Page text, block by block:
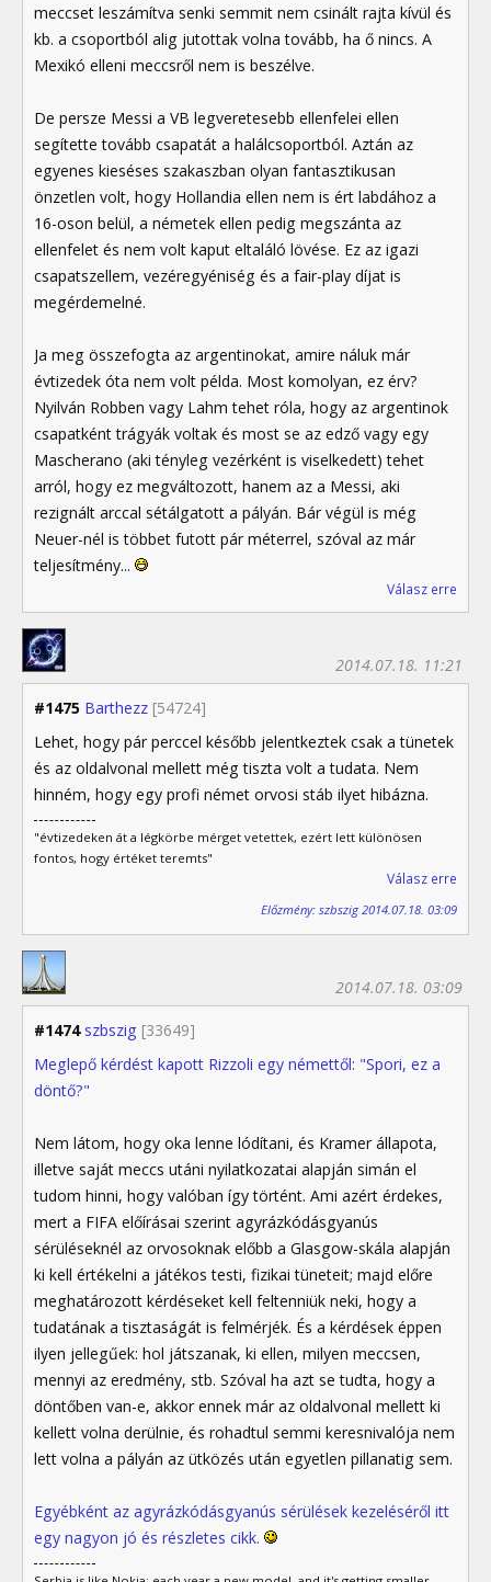
meccset leszámítva senki semmit nem csinált rajta kívül és
kb. a csoportból alig jutottak volna tovább, ha ő nincs. A
Mexikó elleni meccsről nem is beszélve.
De persze Messi a VB legveretesebb ellenfelei ellen
segítette tovább csapatát a halálcsoportból. Aztán az
egyenes kieséses szakaszban olyan fantasztikusan
önzetlen volt, hogy Hollandia ellen nem is ért labdához a
16-oson belül, a németek ellen pedig megszánta az
ellenfelet és nem volt kaput eltaláló lövése. Ez az igazi
csapatszellem, vezéregyéniség és a fair-play díjat is
megérdemelné.
Ja meg összefogta az argentinokat, amire náluk már
évtizedek óta nem volt példa. Most komolyan, ez érv?
Nyilván Robben vagy Lahm tehet róla, hogy az argentinok
csapatként trágyák voltak és most se az edző vagy egy
Mascherano (aki tényleg vezérként is viselkedett) tehet
arról, hogy ez megváltozott, hanem az a Messi, aki
rezignált arccal sétálgatott a pályán. Bár végül is még
Neuer-nél is többet futott pár méterrel, szóval az már
teljesítmény...
Válasz erre
#1475 Barthezz [54724]
2014.07.18. 11:21
Lehet, hogy pár perccel később jelentkeztek csak a tünetek
és az oldalvonal mellett még tiszta volt a tudata. Nem
hinném, hogy egy profi német orvosi stáb ilyet hibázna.
"évtizedeken át a légkörbe mérget vetettek, ezért lett különösen
fontos, hogy értéket teremts"
Válasz erre
Előzmény: szbszig 2014.07.18. 03:09
#1474 szbszig [33649]
2014.07.18. 03:09
Meglepő kérdést kapott Rizzoli egy némettől: "Spori, ez a
döntő?"
Nem látom, hogy oka lenne lódítani, és Kramer állapota,
illetve saját meccs utáni nyilatkozatai alapján simán el
tudom hinni, hogy valóban így történt. Ami azért érdekes,
mert a FIFA előírásai szerint agyrázkódásgyanús
sérüléseknél az orvosoknak előbb a Glasgow-skála alapján
ki kell értékelni a játékos testi, fizikai tüneteit; majd előre
meghatározott kérdéseket kell feltenniük neki, hogy a
tudatának a tisztaságát is felmérjék. És a kérdések éppen
ilyen jellegűek: hol játszanak, ki ellen, milyen meccsen,
mennyi az eredmény, stb. Szóval ha azt se tudta, hogy a
döntőben van-e, akkor ennek már az oldalvonal mellett ki
kellett volna derülnie, és rohadtul semmi keresnivalója nem
lett volna a pályán az ütközés után egyetlen pillanatig sem.
Egyébként az agyrázkódásgyanús sérülések kezeléséről itt
egy nagyon jó és részletes cikk.